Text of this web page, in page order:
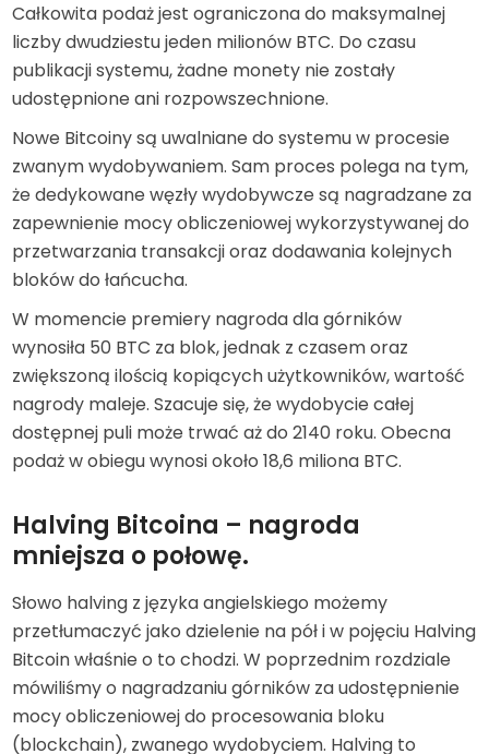
Całkowita podaż jest ograniczona do maksymalnej
liczby dwudziestu jeden milionów BTC. Do czasu
publikacji systemu, żadne monety nie zostały
udostępnione ani rozpowszechnione.
Nowe Bitcoiny są uwalniane do systemu w procesie
zwanym wydobywaniem. Sam proces polega na tym,
że dedykowane węzły wydobywcze są nagradzane za
zapewnienie mocy obliczeniowej wykorzystywanej do
przetwarzania transakcji oraz dodawania kolejnych
bloków do łańcucha.
W momencie premiery nagroda dla górników
wynosiła 50 BTC za blok, jednak z czasem oraz
zwiększoną ilością kopiących użytkowników, wartość
nagrody maleje. Szacuje się, że wydobycie całej
dostępnej puli może trwać aż do 2140 roku. Obecna
podaż w obiegu wynosi około 18,6 miliona BTC.
Halving Bitcoina – nagroda
mniejsza o połowę.
Słowo halving z języka angielskiego możemy
przetłumaczyć jako dzielenie na pół i w pojęciu Halving
Bitcoin właśnie o to chodzi. W poprzednim rozdziale
mówiliśmy o nagradzaniu górników za udostępnienie
mocy obliczeniowej do procesowania bloku
(blockchain), zwanego wydobyciem. Halving to